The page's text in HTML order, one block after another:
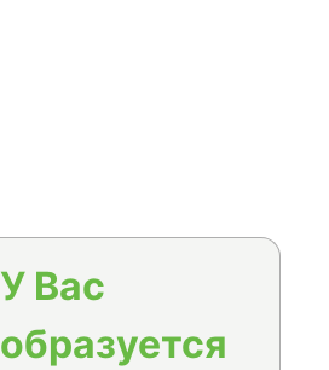
У Вас
образуется